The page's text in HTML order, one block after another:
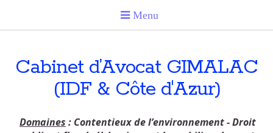
Cabinet d’Avocat GIMALAC
(IDF & Côte d'Azur)
Domaines : Contentieux de l’environnement - Droit